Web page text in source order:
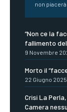
non
“Non ce la
fallimento
9 Novembre
Morto il
22 Giugno 2025
Crisi La
Camera